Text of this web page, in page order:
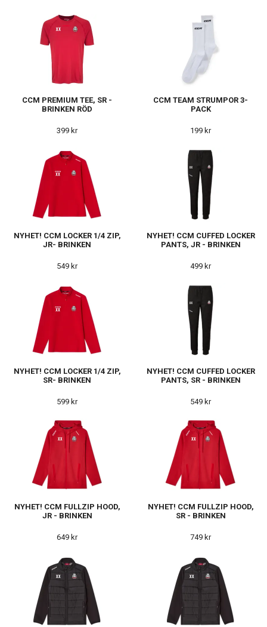
CCM PREMIUM TEE, SR -
BRINKEN RÖD
399 kr
CCM TEAM STRUMPOR 3-
PACK
199 kr
NYHET! CCM LOCKER 1/4 ZIP,
JR- BRINKEN
549 kr
NYHET! CCM CUFFED LOCKER
PANTS, JR - BRINKEN
499 kr
NYHET! CCM LOCKER 1/4 ZIP,
SR- BRINKEN
599 kr
NYHET! CCM CUFFED LOCKER
PANTS, SR - BRINKEN
549 kr
NYHET! CCM FULLZIP HOOD,
JR - BRINKEN
649 kr
NYHET! CCM FULLZIP HOOD,
SR - BRINKEN
749 kr